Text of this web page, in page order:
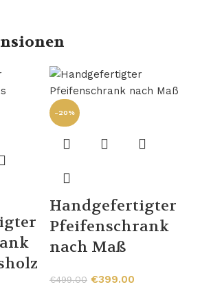
-20%
Handgefertigter
Pfeifenschrank
nach Maß
€499.00 €399.00